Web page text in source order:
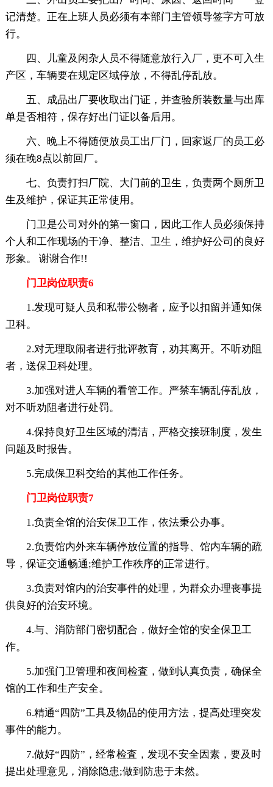
记清楚。正在上班人员必须有本部门主管领导签字方可放
行。
四、儿童及闲杂人员不得随意放行入厂，更不可入生
产区，车辆要在规定区域停放，不得乱停乱放。
五、成品出厂要收取出门证，并查验所装数量与出库
单是否相符，保存好出门证以备后用。
六、晚上不得随便放员工出厂门，回家返厂的员工必
须在晚8点以前回厂。
七、负责打扫厂院、大门前的卫生，负责两个厕所卫
生及维护，保证其正常使用。
门卫是公司对外的第一窗口，因此工作人员必须保持
个人和工作现场的干净、整洁、卫生，维护好公司的良好
形象。 谢谢合作!!
门卫岗位职责6
1.发现可疑人员和私带公物者，应予以扣留并通知保
卫科。
2.对无理取闹者进行批评教育，劝其离开。不听劝阻
者，送保卫科处理。
3.加强对进人车辆的看管工作。严禁车辆乱停乱放，
对不听劝阻者进行处罚。
4.保持良好卫生区域的清洁，严格交接班制度，发生
问题及时报告。
5.完成保卫科交给的其他工作任务。
门卫岗位职责7
1.负责全馆的治安保卫工作，依法秉公办事。
2.负责馆内外来车辆停放位置的指导、馆内车辆的疏
导，保证交通畅通;维护工作秩序的正常进行。
3.负责对馆内的治安事件的处理，为群众办理丧事提
供良好的治安环境。
4.与、消防部门密切配合，做好全馆的安全保卫工
作。
5.加强门卫管理和夜间检査，做到认真负责，确保全
馆的工作和生产安全。
6.精通“四防”工具及物品的使用方法，提高处理突发
事件的能力。
7.做好“四防”，经常检査，发现不安全因素，要及时
提出处理意见，消除隐患;做到防患于未然。